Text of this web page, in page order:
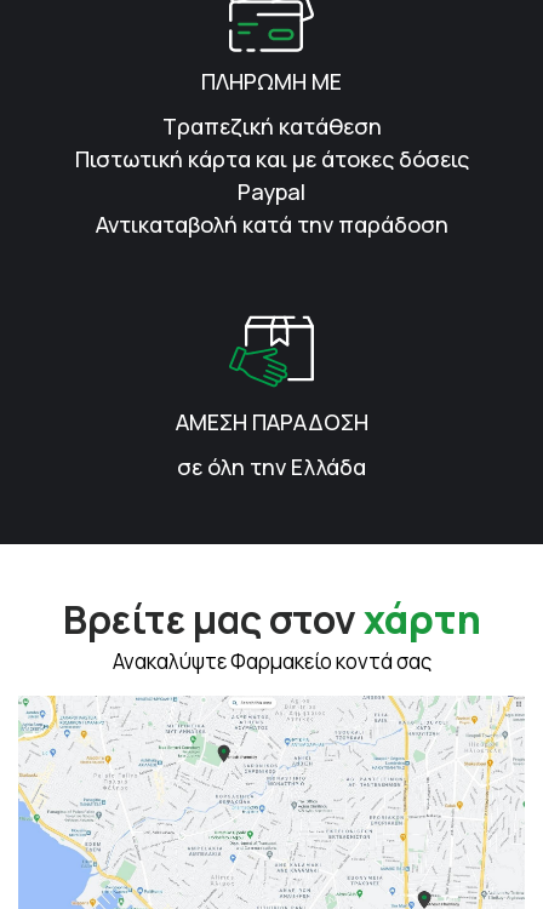
ΠΛΗΡΩΜΗ ΜΕ
Τραπεζική κατάθεση
Πιστωτική κάρτα και με άτοκες δόσεις
Paypal
Αντικαταβολή κατά την παράδοση
ΑΜΕΣΗ ΠΑΡΑΔΟΣΗ
σε όλη την Ελλάδα
Βρείτε μας στονχάρτη
Ανακαλύψτε Φαρμακείο κοντά σας